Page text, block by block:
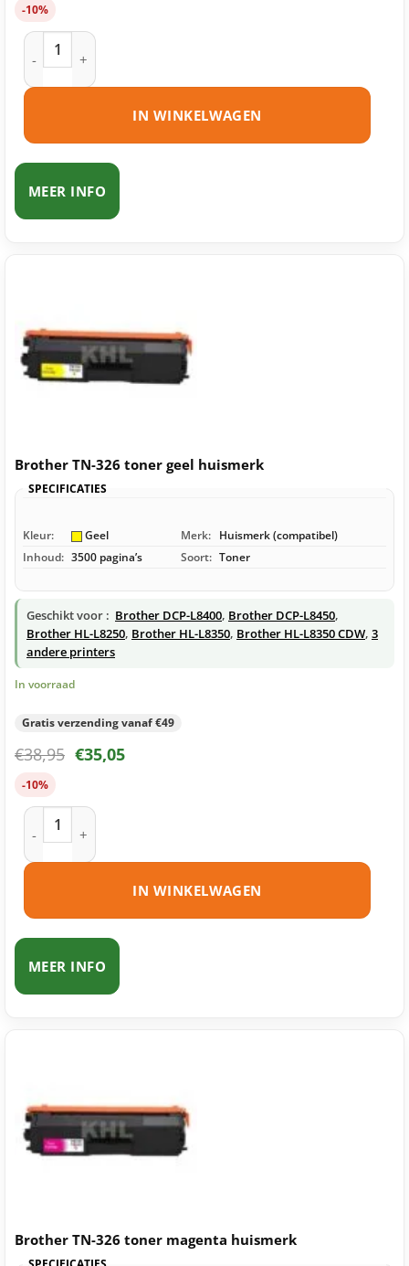
-10%
Brother TN-326 toner cyaan huismerk aantal
IN WINKELWAGEN
MEER INFO
Brother TN-326 toner geel huismerk
SPECIFICATIES
Kleur: Geel Merk: Huismerk (compatibel)
Inhoud: 3500 pagina’s Soort: Toner
Geschikt voor : Brother DCP-L8400, Brother DCP-L8450,
Brother HL-L8250, Brother HL-L8350, Brother HL-L8350 CDW, 3
andere printers
In voorraad
Gratis verzending vanaf €49
€38,95 €35,05
-10%
Brother TN-326 toner geel huismerk aantal
IN WINKELWAGEN
MEER INFO
Brother TN-326 toner magenta huismerk